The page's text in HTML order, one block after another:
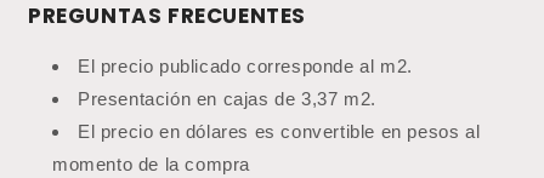
PREGUNTAS FRECUENTES
El precio publicado corresponde al m2.
Presentación en cajas de 3,37 m2.
El precio en dólares es convertible en pesos al
momento de la compra